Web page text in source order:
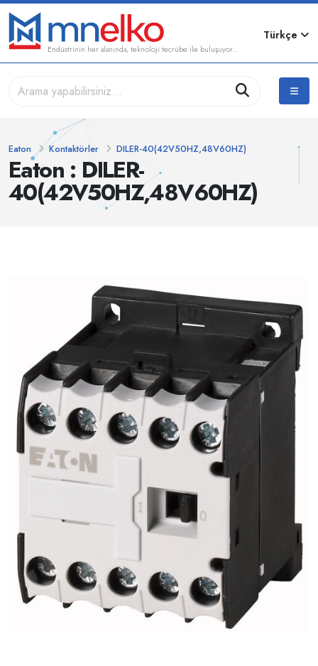
Endüstrinin her alanında, teknoloji tecrübe ile buluşuyor...
Türkçe
Eaton : DILER-
40(42V50HZ,48V60HZ)
Eaton Kontaktörler DILER-40(42V50HZ,48V60HZ)